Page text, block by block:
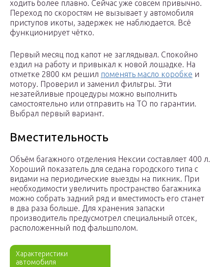
ходить более плавно. Сейчас уже совсем привычно.
Переход по скоростям не вызывает у автомобиля
приступов икоты, задержек не наблюдается. Всё
функционирует чётко.
Первый месяц под капот не заглядывал. Спокойно
ездил на работу и привыкал к новой лошадке. На
отметке 2800 км решил поменять масло коробке и
мотору. Проверил и заменил фильтры. Эти
незатейливые процедуры можно выполнить
самостоятельно или отправить на ТО по гарантии.
Выбрал первый вариант.
Вместительность
Объём багажного отделения Нексии составляет 400 л.
Хороший показатель для седана городского типа с
видами на периодические выезды на пикник. При
необходимости увеличить пространство багажника
можно собрать задний ряд и вместимость его станет
в два раза больше. Для хранения запаски
производитель предусмотрел специальный отсек,
расположенный под фальшполом.
Характеристики
автомобиля